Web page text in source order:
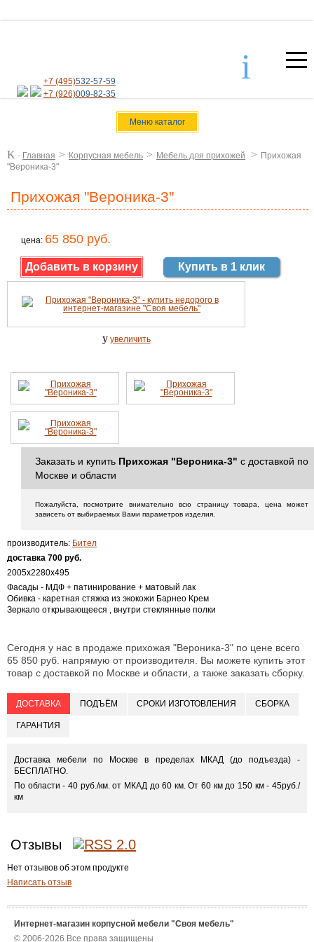
+7 (495)532-57-59
+7 (926)009-82-35
i
Меню каталог
K - Главная > Корпусная мебель > Мебель для прихожей > Прихожая
"Вероника-3"
Прихожая "Вероника-3"
цена: 65 850 руб.
Купить в 1 клик
y увеличить
Заказать и купить Прихожая "Вероника-3" с доставкой по
Москве и области
Пожалуйста, посмотрите внимательно всю страницу товара, цена может
зависеть от выбираемых Вами параметров изделия.
производитель: Бител
доставка 700 руб.
2005х2280х495
Фасады - МДФ + патинирование + матовый лак
Обивка - каретная стяжка из экокожи Барнео Крем
Зеркало открывающееся , внутри стеклянные полки
Сегодня у нас в продаже прихожая "Вероника-3" по цене всего
65 850 руб. напрямую от производителя. Вы можете купить этот
товар с доставкой по Москве и области, а также заказать сборку.
ДОСТАВКА ПОДЪЁМ СРОКИ ИЗГОТОВЛЕНИЯ СБОРКА
ГАРАНТИЯ
Доставка мебели по Москве в пределах МКАД (до подъезда) -
БЕСПЛАТНО.
По области - 40 руб./км. от МКАД до 60 км. От 60 км до 150 км - 45руб./
км
Отзывы
Нет отзывов об этом продукте
Написать отзыв
Интернет-магазин корпусной мебели "Своя мебель"
© 2006-2026 Все права защищены